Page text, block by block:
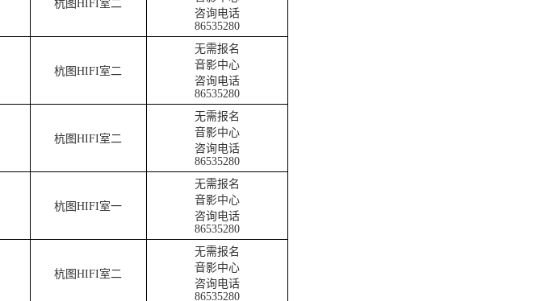
杭图HIFI室二
咨询电话
86535280
杭图HIFI室二
无需报名
音影中心
咨询电话
86535280
杭图HIFI室二
无需报名
音影中心
咨询电话
86535280
杭图HIFI室一
无需报名
音影中心
咨询电话
86535280
杭图HIFI室二
无需报名
音影中心
咨询电话
86535280